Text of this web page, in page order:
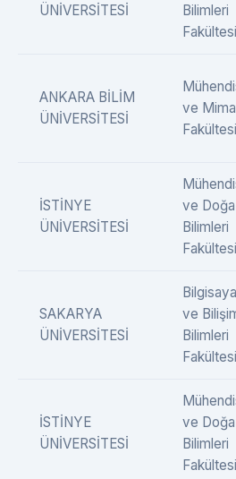
ÜNİVERSİTESİ
Bilimleri
Fakültesi
ANKARA BİLİM
ÜNİVERSİTESİ
ve
Fakültesi
İSTİNYE
ÜNİVERSİTESİ
ve Doğa
Bilimleri
Fakültesi
SAKARYA
ÜNİVERSİTESİ
ve
Bilimleri
Fakültesi
İSTİNYE
ÜNİVERSİTESİ
ve Doğa
Bilimleri
Fakültesi